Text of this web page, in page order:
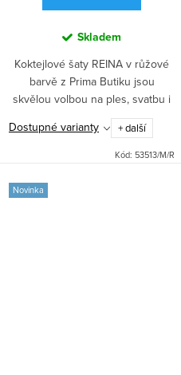
Skladem
Koktejlové šaty REINA v růžové
barvě z Prima Butiku jsou
skvělou volbou na ples, svatbu i
jinou společenskou událost.
Elegantní krajkové provedení a
pohodlný střih s...
Dostupné varianty + další
Kód: 53513/M/R
Novinka